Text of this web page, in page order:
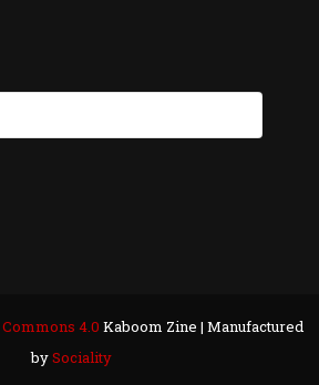
4.0 Kaboom Zine | Manufactured
bySociality